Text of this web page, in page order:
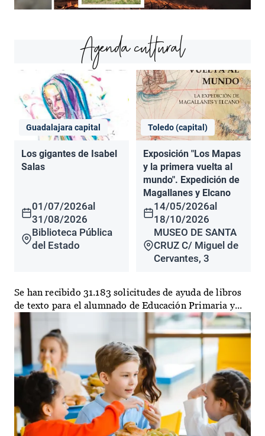
Agenda cultural
Guadalajara capital
Los gigantes de Isabel
Salas
01/07/2026al
31/08/2026
Biblioteca Pública
del Estado
Toledo (capital)
Exposición "Los Mapas
y la primera vuelta al
mundo". Expedición de
Magallanes y Elcano
14/05/2026al
18/10/2026
MUSEO DE SANTA
CRUZ C/ Miguel de
Cervantes, 3
Se han recibido 31.183 solicitudes de ayuda de libros
de texto para el alumnado de Educación Primaria y...